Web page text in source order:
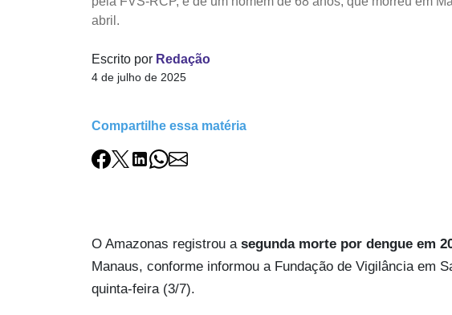
abril.
Escrito por Redação
4 de julho de 2025
Compartilhe essa matéria
O Amazonas registrou a segunda morte por dengue em
Manaus, conforme informou a Fundação de Vigilância em
quinta-feira (3/7).